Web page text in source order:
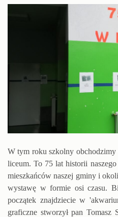
W tym roku szkolny obchodzimy
liceum. To 75 lat historii
mieszkańców naszej gminy i
wystawę w formie osi czasu.
początek znajdziecie w
graficzne stworzył pan Tomasz